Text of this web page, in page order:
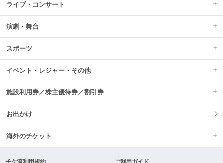
ライブ・コンサート
演劇・舞台
スポーツ
イベント・レジャー・その他
施設利用券／株主優待券／割引券
お出かけ
海外のチケット
チケ流利用規約 ご利用ガイド